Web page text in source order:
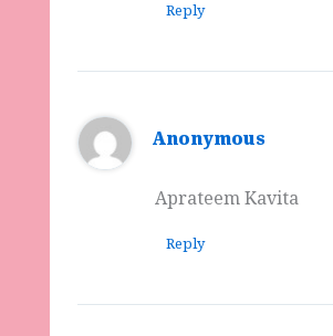
Reply
Anonymous
Aprateem Kavita
Reply